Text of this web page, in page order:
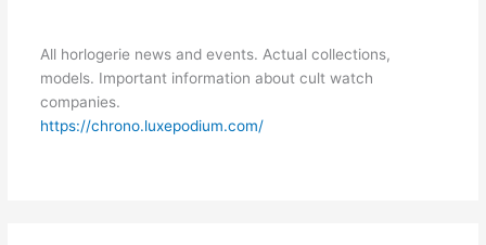
All horlogerie news and events. Actual collections,
models. Important information about cult watch
companies.
https://chrono.luxepodium.com/